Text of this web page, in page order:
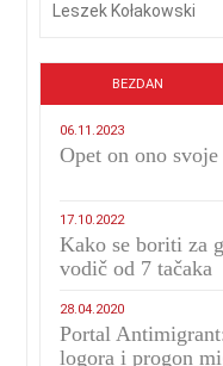
Leszek Kołakowski
BEZDAN
06.11.2023
​Opet on ono svoje
17.10.2022
Kako se boriti za
vodič od 7 tačaka
28.04.2020
Portal
logora i progon